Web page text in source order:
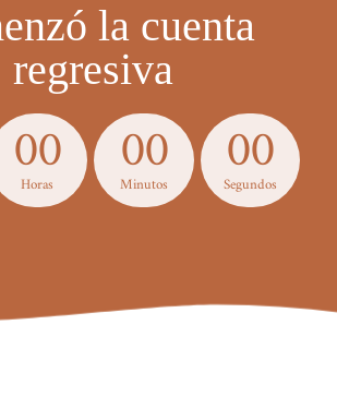
la cuenta
regresiva
00
Horas 00
Minutos 00
Segundos